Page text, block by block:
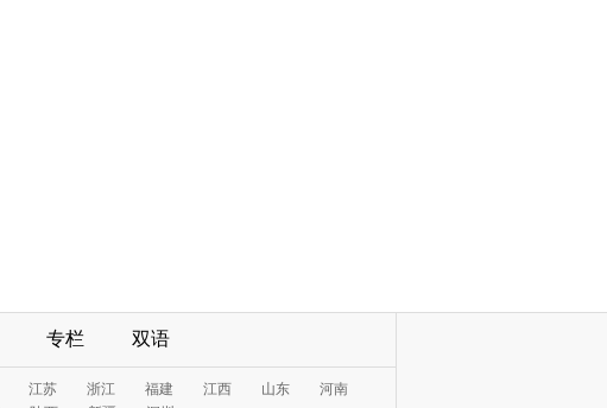
专栏 双语
江苏 浙江 福建 江西 山东
河南